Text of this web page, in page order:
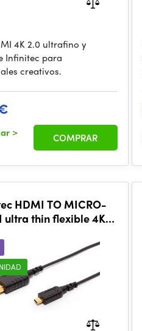
4K 2.0 ultrafino y
Infinitec para
creativos.
>
COMPRAR
HDMI TO MICRO-
ultra thin flexible 4K